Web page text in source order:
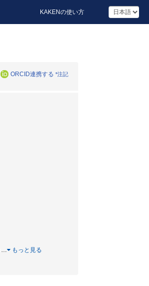
KAKENの使い方
ORCID連携する *注記
… もっと見る